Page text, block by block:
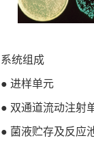
系统组成
● 进样单元
● 双通道流动注射
● 菌液贮存及反应